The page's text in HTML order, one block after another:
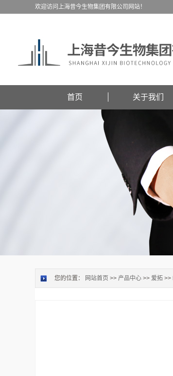
欢迎访问上海昔今生物集团有限公司网站！
首页 关于我们
您的位置： 网站首页 >> 产品中心 >> 爱拓 >>